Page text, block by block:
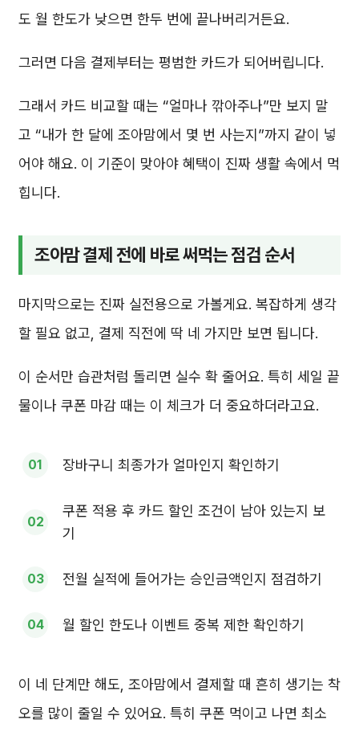
도 월 한도가 낮으면 한두 번에 끝나버리거든요.
그러면 다음 결제부터는 평범한 카드가 되어버립니다.
그래서 카드 비교할 때는 “얼마나 깎아주나”만 보지 말
고 “내가 한 달에 조아맘에서 몇 번 사는지”까지 같이 넣
어야 해요. 이 기준이 맞아야 혜택이 진짜 생활 속에서 먹
힙니다.
조아맘 결제 전에 바로 써먹는 점검 순서
마지막으로는 진짜 실전용으로 가볼게요. 복잡하게 생각
할 필요 없고, 결제 직전에 딱 네 가지만 보면 됩니다.
이 순서만 습관처럼 돌리면 실수 확 줄어요. 특히 세일 끝
물이나 쿠폰 마감 때는 이 체크가 더 중요하더라고요.
장바구니 최종가가 얼마인지 확인하기
쿠폰 적용 후 카드 할인 조건이 남아 있는지 보
기
전월 실적에 들어가는 승인금액인지 점검하기
월 할인 한도나 이벤트 중복 제한 확인하기
이 네 단계만 해도, 조아맘에서 결제할 때 흔히 생기는 착
오를 많이 줄일 수 있어요. 특히 쿠폰 먹이고 나면 최소